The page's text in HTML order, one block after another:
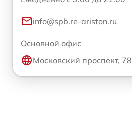
info@spb.re-ariston.ru
Основной офис
Московский проспект, 78